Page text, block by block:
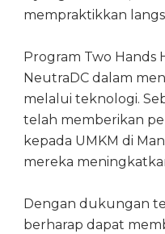
mempraktikkan
Program Two Hands
NeutraDC dalam
melalui teknologi.
telah memberikan
kepada UMKM di
mereka
Dengan dukungan
berharap dapat